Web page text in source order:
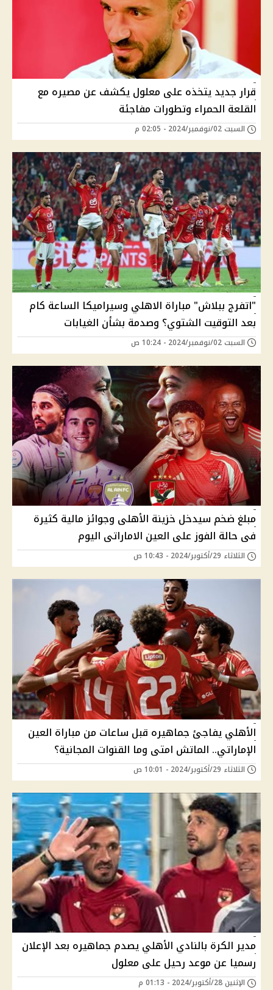
قرار جديد يتخذه على معلول يكشف عن مصيره مع
القلعة الحمراء وتطورات مفاجئة
السبت 02/نوفمبر/2024 - 02:05 م
"اتفرج ببلاش" مباراة الاهلي وسيراميكا الساعة كام
بعد التوقيت الشتوي؟ وصدمة بشأن الغيابات
السبت 02/نوفمبر/2024 - 10:24 ص
مبلغ ضخم سيدخل خزينة الأهلى وجوائز مالية كثيرة
فى حالة الفوز على العين الاماراتى اليوم
الثلاثاء 29/أكتوبر/2024 - 10:43 ص
الأهلي يفاجئ جماهيره قبل ساعات من مباراة العين
الإماراتي.. الماتش امتى وما القنوات المجانية؟
الثلاثاء 29/أكتوبر/2024 - 10:01 ص
مدير الكرة بالنادي الأهلي يصدم جماهيره بعد الإعلان
رسميا عن موعد رحيل على معلول
الإثنين 28/أكتوبر/2024 - 01:13 م